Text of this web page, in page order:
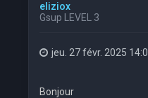
eliziox
Gsup LEVEL 3
jeu. 27 févr. 2025
Bonjour